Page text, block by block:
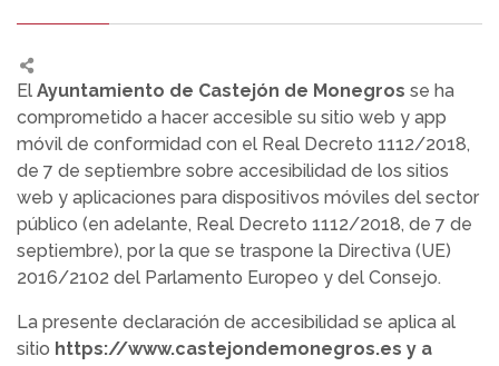
El Ayuntamiento de Castejón de Monegros se ha
comprometido a hacer accesible su sitio web y app
móvil de conformidad con el Real Decreto 1112/2018,
de 7 de septiembre sobre accesibilidad de los sitios
web y aplicaciones para dispositivos móviles del sector
público (en adelante, Real Decreto 1112/2018, de 7 de
septiembre), por la que se traspone la Directiva (UE)
2016/2102 del Parlamento Europeo y del Consejo.
La presente declaración de accesibilidad se aplica al
sitio https://www.castejondemonegros.es y a